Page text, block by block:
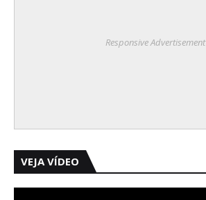
Responsive Advertisement
VEJA VÍDEO